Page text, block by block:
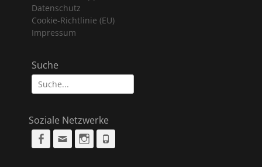
Datenschutz
Cookie-Richtlinie (EU)
Impressum
Suche
Suche
nach:
Soziale Netzwerke
Facebook
Email Instagram